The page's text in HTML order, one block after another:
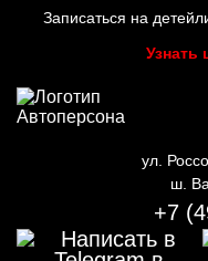
Записаться на
Узнать
ул.
ш.
+7